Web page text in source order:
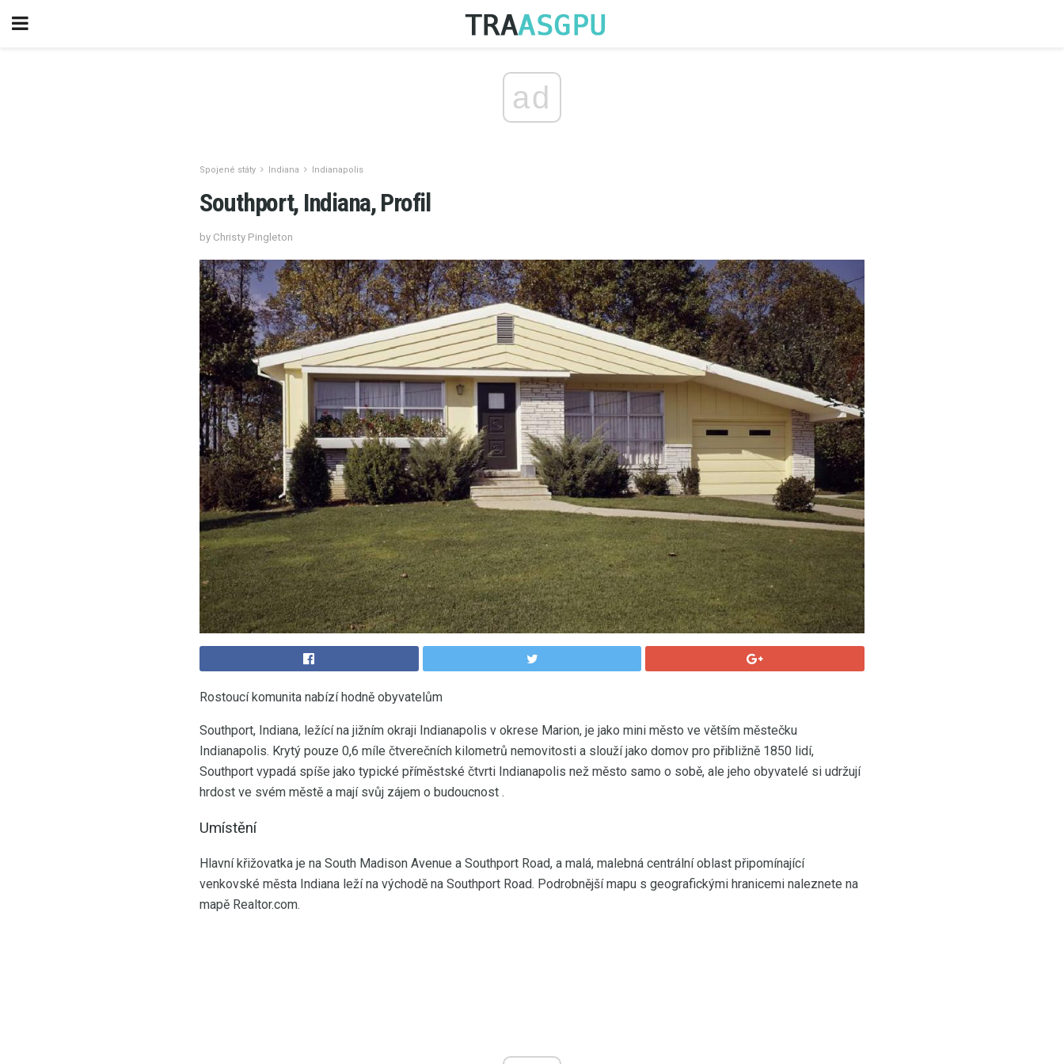
ad
Spojené státy Indiana Indianapolis
Southport, Indiana, Profil
by Christy Pingleton
Rostoucí komunita nabízí hodně obyvatelům
Southport, Indiana, ležící na jižním okraji Indianapolis v okrese Marion, je jako mini město ve větším městečku
Indianapolis. Krytý pouze 0,6 míle čtverečních kilometrů nemovitosti a slouží jako domov pro přibližně 1850 lidí,
Southport vypadá spíše jako typické příměstské čtvrti Indianapolis než město samo o sobě, ale jeho obyvatelé si udržují
hrdost ve svém městě a mají svůj zájem o budoucnost .
Umístění
Hlavní křižovatka je na South Madison Avenue a Southport Road, a malá, malebná centrální oblast připomínající
venkovské města Indiana leží na východě na Southport Road. Podrobnější mapu s geografickými hranicemi naleznete na
mapě Realtor.com.